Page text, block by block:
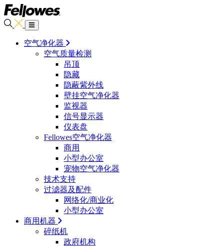
空气净化器
空气质量检测
吊顶
隐藏
隐蔽紫外线
壁挂空气净化器
监视器
信号显示器
仪表盘
Fellowes空气净化器
商用
小型办公室
宠物空气净化器
技术支持
过滤器及配件
网络化/商业化
小型办公室
商用机器
碎纸机
政府机构